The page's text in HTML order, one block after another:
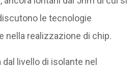
le tecnologie
nella realizzazione di chip.
livello di isolante nel